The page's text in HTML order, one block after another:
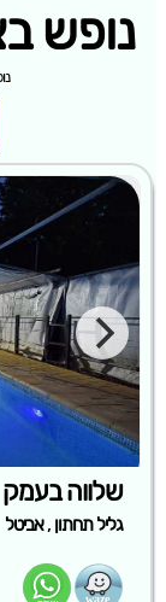
נופש בצימר
שלווה בעמק
גליל תחתון ,אביטל